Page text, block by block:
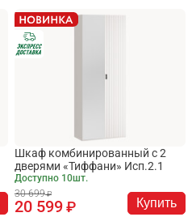
Шкаф комбинированный с 2
дверями «Тиффани» Исп.2.1
Доступно 10шт.
30 699
20 599 Купить